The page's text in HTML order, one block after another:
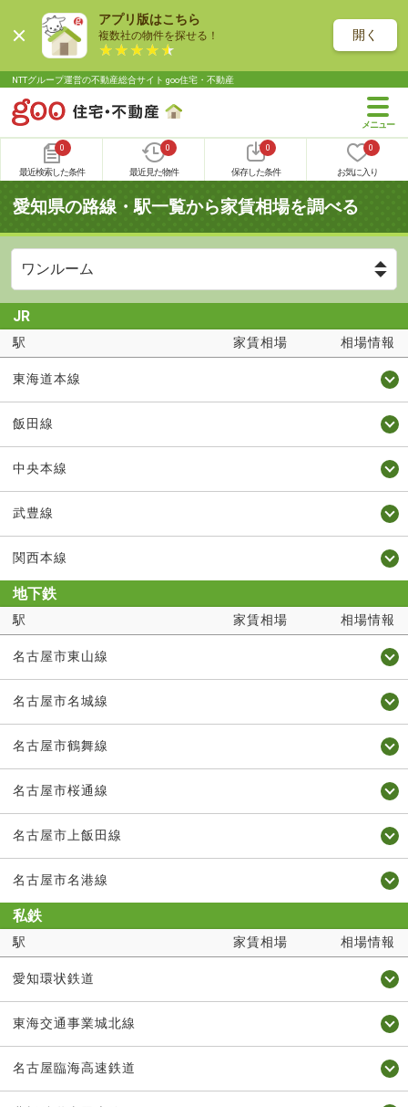
アプリ版はこちら
複数社の物件を探せる！ 開く
NTTグループ運営の不動産総合サイト goo住宅・不動産
0
最近検索した条件
0
最近見た物件
0
保存した条件
0
お気に入り
愛知県の路線・駅一覧から家賃相場を調べる
JR
駅 家賃相場 相場情報
東海道本線
飯田線
中央本線
武豊線
関西本線
地下鉄
駅 家賃相場 相場情報
名古屋市東山線
名古屋市名城線
名古屋市鶴舞線
名古屋市桜通線
名古屋市上飯田線
名古屋市名港線
私鉄
駅 家賃相場 相場情報
愛知環状鉄道
東海交通事業城北線
名古屋臨海高速鉄道